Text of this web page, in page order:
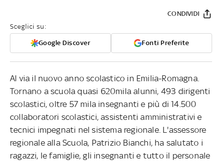
Sceglici su:
Google Discover Fonti Preferite
CONDIVIDI
Al via il nuovo anno scolastico in Emilia-Romagna.
Tornano a scuola quasi 620mila alunni, 493 dirigenti
scolastici, oltre 57 mila insegnanti e più di 14.500
collaboratori scolastici, assistenti amministrativi e
tecnici impegnati nel sistema regionale. L'assessore
regionale alla Scuola, Patrizio Bianchi, ha salutato i
ragazzi, le famiglie, gli insegnanti e tutto il personale